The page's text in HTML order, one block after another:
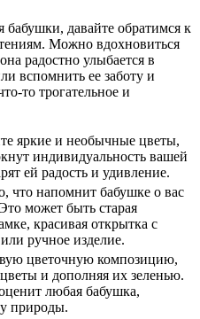
давайте обратимся к
Можно вдохновиться
радостно улыбается в
вспомнить ее заботу и
то трогательное и
яркие и необычные цветы,
индивидуальность вашей
ей радость и удивление.
что напомнит бабушке о вас
может быть старая
красивая открытка с
ручное изделие.
цветочную композицию,
и дополняя их зеленью.
любая бабушка,
природы.